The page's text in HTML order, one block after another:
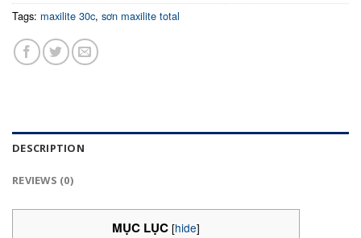
Tags: maxilite 30c, sơn maxilite total
DESCRIPTION
REVIEWS (0)
MỤC LỤC [hide]